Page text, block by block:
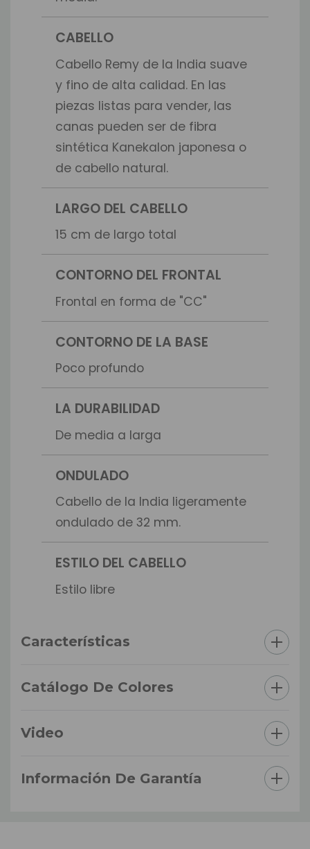
CABELLO
Cabello Remy de la India suave
y fino de alta calidad. En las
piezas listas para vender, las
canas pueden ser de fibra
sintética Kanekalon japonesa o
de cabello natural.
LARGO DEL CABELLO
15 cm de largo total
CONTORNO DEL FRONTAL
Frontal en forma de "CC"
CONTORNO DE LA BASE
Poco profundo
LA DURABILIDAD
De media a larga
ONDULADO
Cabello de la India ligeramente
ondulado de 32 mm.
ESTILO DEL CABELLO
Estilo libre
Características
Catálogo De Colores
Video
Información De Garantía